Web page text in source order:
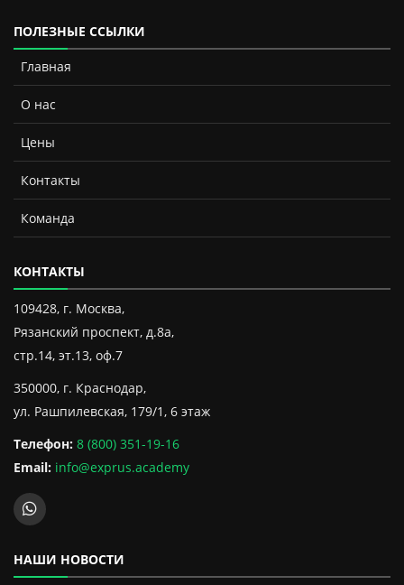
ПОЛЕЗНЫЕ ССЫЛКИ
Главная
О нас
Цены
Контакты
Команда
КОНТАКТЫ
109428, г. Москва,
Рязанский проспект, д.8а,
стр.14, эт.13, оф.7
350000, г. Краснодар,
ул. Рашпилевская, 179/1, 6 этаж
Телефон: 8 (800) 351-19-16
Email: info@exprus.academy
НАШИ НОВОСТИ